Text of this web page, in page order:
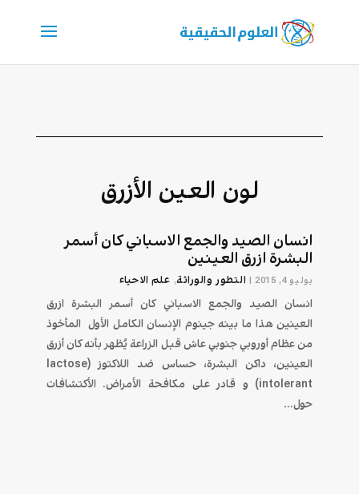
لون العين الأزرق
انسان الصيد والجمع الاسباني كان أسمر
البشرة ازرق العينين
يوليو 4, 2015 | التطور والوراثة, علم الاحیاء
انسان الصيد والجمع الاسباني كان أسمر البشرة ازرق
العينين هذا ما بينه جينوم الإنسان الكامل الأول المأخوذ
من عظام أوروبي جنوبي عاش قبل الزراعة يُظهر بأنه كان أزرق
العينين، داكن البشرة، حساس ضد اللاكتوز (lactose
intolerant) و قادر على مكافحة الأمراض. الأكتشافات
حول...